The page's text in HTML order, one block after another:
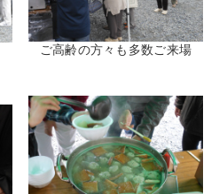
ご高齢の方々も多数ご来場